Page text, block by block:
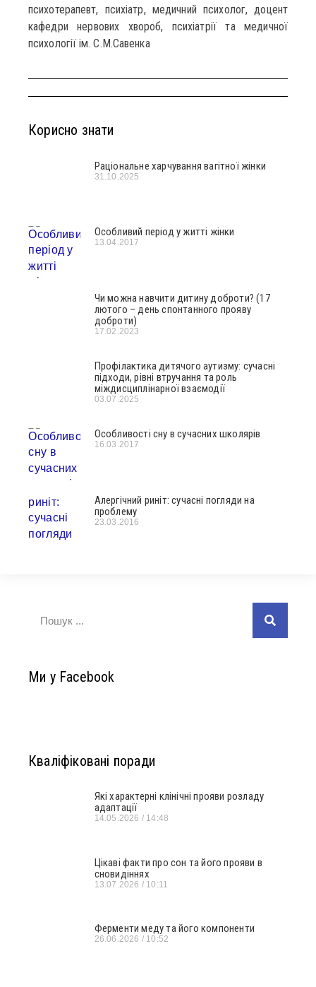
психотерапевт, психіатр, медичний психолог, доцент
кафедри нервових хвороб, психіатрії та медичної
психології ім. С.М.Савенка
Корисно знати
Раціональне харчування вагітної жінки
31.10.2025
Особливий період у житті жінки
13.04.2017
Чи можна навчити дитину доброти? (17
лютого – день спонтанного прояву
доброти)
17.02.2023
Профілактика дитячого аутизму: сучасні
підходи, рівні втручання та роль
міждисциплінарної взаємодії
03.07.2025
Особливості сну в сучасних школярів
16.03.2017
Алергічний риніт: сучасні погляди на
проблему
23.03.2016
Ми у Facebook
Кваліфіковані поради
Які характерні клінічні прояви розладу
адаптації
14.05.2026 14:48
Цікаві факти про сон та його прояви в
сновидіннях
13.07.2026 10:11
Ферменти меду та його компоненти
26.06.2026 10:52